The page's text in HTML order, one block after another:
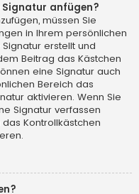
Signatur anfügen?
müssen Sie
in Ihrem persönlichen
erstellt und
Beitrag das Kästchen
eine Signatur auch
Bereich das
aktivieren. Wenn Sie
Signatur verfassen
Kontrollkästchen